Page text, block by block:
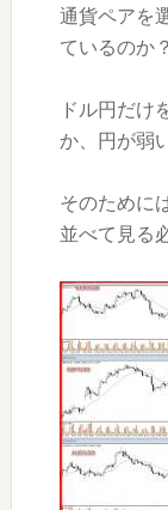
通貨ペアを
ているのか
ドル円だけ
か、円が弱
そのために
並べて見る